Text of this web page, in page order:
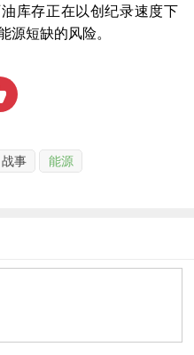
库存正在以创纪录速度下
短缺的风险。
战事
能源